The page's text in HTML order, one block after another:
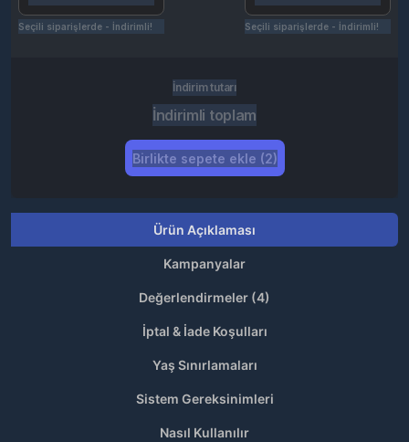
Seçili siparişlerde - İndirimli! Seçili siparişlerde - İndirimli!
İndirim tutarı
İndirimli toplam
Birlikte sepete ekle (2)
Ürün Açıklaması
Kampanyalar
Değerlendirmeler (4)
İptal & İade Koşulları
Yaş Sınırlamaları
Sistem Gereksinimleri
Nasıl Kullanılır